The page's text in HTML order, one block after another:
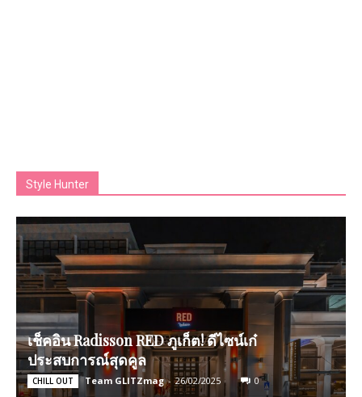
Style Hunter
เช็คอิน Radisson RED ภูเก็ต! ดีไซน์เก๋
ประสบการณ์สุดคูล
CHILL OUT Team GLITZmag - 26/02/2025 0